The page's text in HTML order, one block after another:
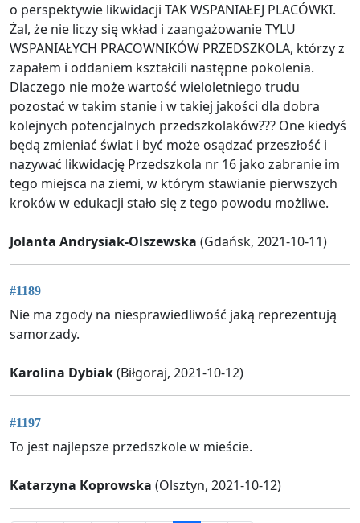
o perspektywie likwidacji TAK WSPANIAŁEJ PLACÓWKI.
Żal, że nie liczy się wkład i zaangażowanie TYLU
WSPANIAŁYCH PRACOWNIKÓW PRZEDSZKOLA, którzy z
zapałem i oddaniem kształcili następne pokolenia.
Dlaczego nie może wartość wieloletniego trudu
pozostać w takim stanie i w takiej jakości dla dobra
kolejnych potencjalnych przedszkolaków??? One kiedyś
będą zmieniać świat i być może osądzać przeszłość i
nazywać likwidację Przedszkola nr 16 jako zabranie im
tego miejsca na ziemi, w którym stawianie pierwszych
kroków w edukacji stało się z tego powodu możliwe.
Jolanta Andrysiak-Olszewska (Gdańsk, 2021-10-11)
#1189
Nie ma zgody na niesprawiedliwość jaką reprezentują
samorzady.
Karolina Dybiak(Biłgoraj, 2021-10-12)
#1197
To jest najlepsze przedszkole w mieście.
Katarzyna Koprowska (Olsztyn, 2021-10-12)